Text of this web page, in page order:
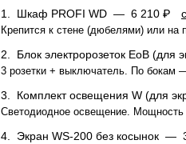
1. Шкаф PROFI WD — 6 210 ₽
Крепится к стене (дюбелями) или
2. Блок электророзеток EoB (для
3 розетки + выключатель. По бокам
3. Комплект освещения W (для
Светодиодное освещение. Мощность
4. Экран WS-200 без косынок —